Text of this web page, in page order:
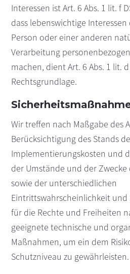
Interessen ist Art. 6 Abs. 1 lit. f
dass lebenswichtige
Person oder einer anderen
Verarbeitung
machen, dient Art. 6 Abs. 1 lit. d
Rechtsgrundlage.
Wir treffen nach Maßgabe des
Berücksichtigung des Stands
Implementierungskosten und
der Umstände und der
sowie der unterschiedlichen
Eintrittswahrscheinlichkeit und
für die Rechte und Freiheiten
geeignete technische und
Maßnahmen, um ein dem
Schutzniveau zu gewährleisten.